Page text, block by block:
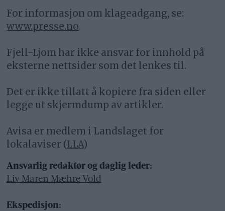
For informasjon om klageadgang, se:
www.presse.no
Fjell-Ljom har ikke ansvar for innhold på
eksterne nettsider som det lenkes til.
Det er ikke tillatt å kopiere fra siden eller
legge ut skjermdump av artikler.
Avisa er medlem i Landslaget for
lokalaviser (LLA)
Ansvarlig redaktør og daglig leder:
Liv Maren Mæhre Vold
Ekspedisjon: